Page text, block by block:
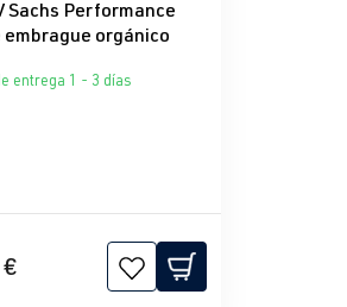
Sachs Performance
embrague orgánico
entrega 1 - 3 días